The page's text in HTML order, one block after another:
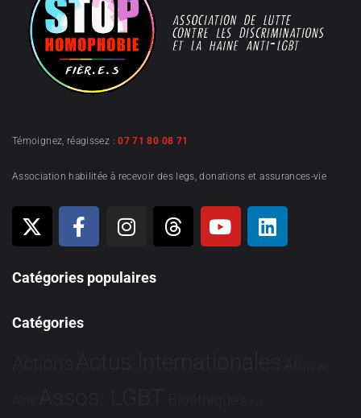
Témoignez, réagissez :07 71 80 08 71
Association habilitée à recevoir des legs, donations et assurances-vie
Catégories populaires
Catégories
Actions Actus Internationales Afrique
Asie Assos. LGBT Bioéthique Brève